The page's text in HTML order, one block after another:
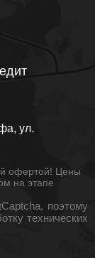
, ул.
офертой! Цены
на этапе
поэтому
технических